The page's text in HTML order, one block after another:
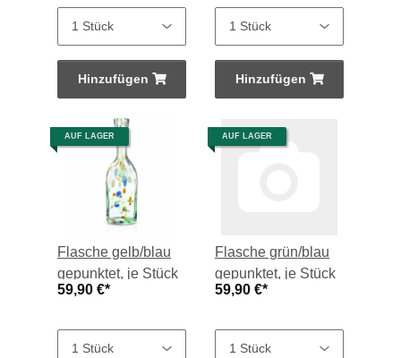
Hinzufügen Hinzufügen
AUF LAGER
Flasche gelb/blau
gepunktet, je Stück
59,90 €*
AUF LAGER
Flasche grün/blau
gepunktet, je Stück
59,90 €*